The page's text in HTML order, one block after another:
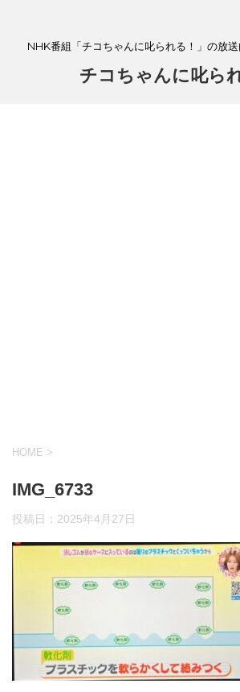
NHK番組「チコちゃんに叱られる！」の放送
チコちゃんに叱ら
HOME >
IMG_6733
投稿日： 2025年4月27日